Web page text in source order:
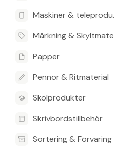
Maskiner & teleprodukter
Märkning & Skyltmaterial
Papper
Pennor & Ritmaterial
Skolprodukter
Skrivbordstillbehör
Sortering & Förvaring